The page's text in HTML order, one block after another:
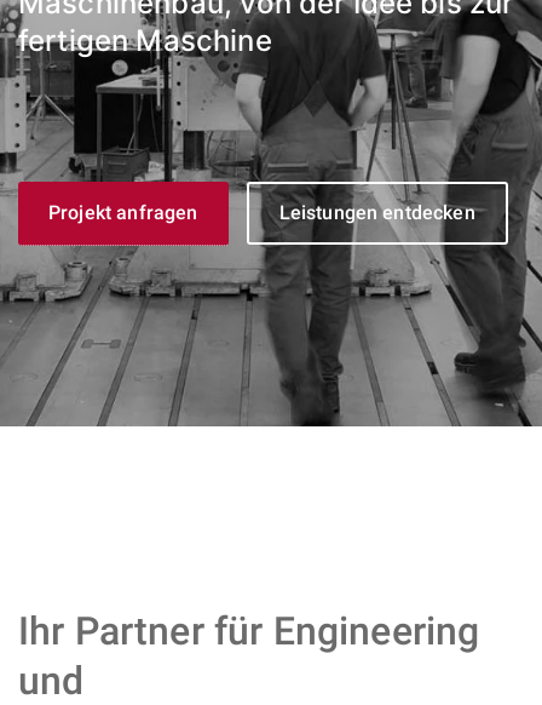
fertigen Maschine
Projekt anfragen Leistungen entdecken
Ihr Partner für Engineering
und